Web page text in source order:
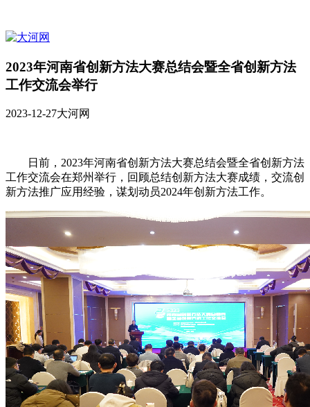
2023年河南省创新方法大赛总结会暨全省创新方法
工作交流会举行
2023-12-27大河网
日前，2023年河南省创新方法大赛总结会暨全省创新方法
工作交流会在郑州举行，回顾总结创新方法大赛成绩，交流创
新方法推广应用经验，谋划动员2024年创新方法工作。